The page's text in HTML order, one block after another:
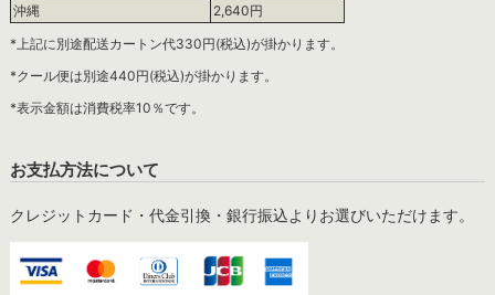
沖縄
2,640円
*上記に別途配送カートン代330円(税込)が掛かります。
*クール便は別途440円(税込)が掛かります。
*表示金額は消費税率10％です。
お支払方法について
クレジットカード・代金引換・銀行振込よりお選びいただけます。